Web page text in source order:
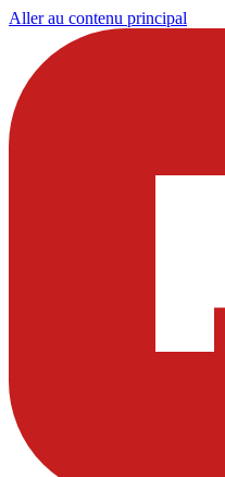
Aller au contenu principal